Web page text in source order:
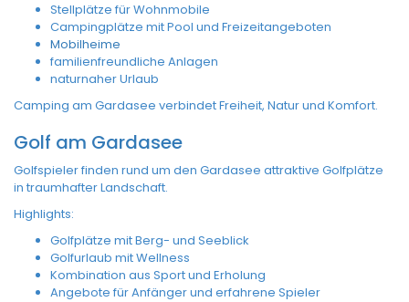
Stellplätze für Wohnmobile
Campingplätze mit Pool und Freizeitangeboten
Mobilheime
familienfreundliche Anlagen
naturnaher Urlaub
Camping am Gardasee verbindet Freiheit, Natur und Komfort.
Golf am Gardasee
Golfspieler finden rund um den Gardasee attraktive Golfplätze
in traumhafter Landschaft.
Highlights:
Golfplätze mit Berg- und Seeblick
Golfurlaub mit Wellness
Kombination aus Sport und Erholung
Angebote für Anfänger und erfahrene Spieler